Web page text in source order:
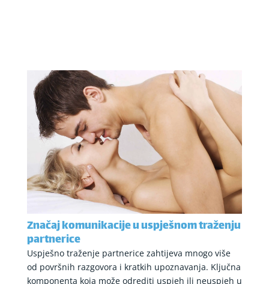
Značaj komunikacije u uspješnom traženju
partnerice
Uspješno traženje partnerice zahtijeva mnogo više
od površnih razgovora i kratkih upoznavanja. Ključna
komponenta koja može odrediti uspjeh ili neuspjeh u